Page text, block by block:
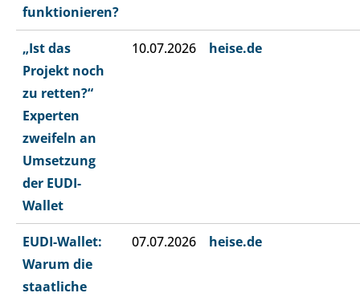
funktionieren?
„Ist das
Projekt noch
zu retten?“
Experten
zweifeln an
Umsetzung
der EUDI-
Wallet
10.07.2026 heise.de
EUDI-Wallet:
Warum die
staatliche
07.07.2026 heise.de